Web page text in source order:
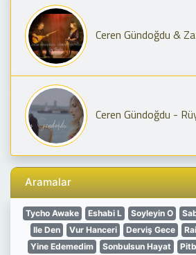
Ceren Gündoğdu & Zafer
Ceren Gündoğdu - Rüya
Aramalar
Tycho Awake Eshabi L Soyleyin O
Ile Den
Vur Hanceri Derviş Gece
Yine Edemedim
Sonbulsun Hayat